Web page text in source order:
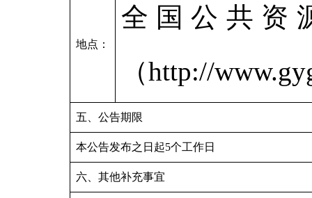
地点：
全国公共资
（http://
五、公告期限
本公告发布之日起5个工作日
六、其他补充事宜